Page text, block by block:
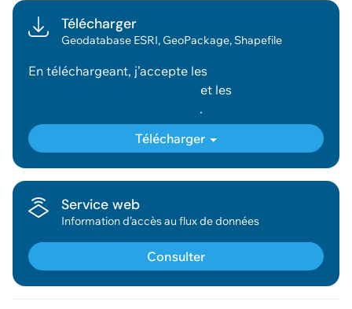
Télécharger
Geodatabase ESRI, GeoPackage, Shapefile
En téléchargeant, j’accepte les
et les
.
Télécharger
Service web
Information d’accès au flux de données
Consulter